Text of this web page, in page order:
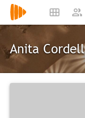
Anita Cordell